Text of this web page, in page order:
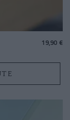
19,90 €